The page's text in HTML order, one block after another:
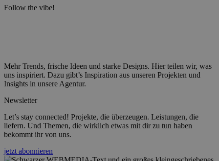
Follow the vibe!
Mehr Trends, frische Ideen und starke Designs. Hier teilen wir, was
uns inspiriert. Dazu gibt’s Inspiration aus unseren Projekten und
Insights in unsere Agentur.
Newsletter
Let’s stay connected! Projekte, die überzeugen. Leistungen, die
liefern. Und Themen, die wirklich etwas mit dir zu tun haben
bekommt ihr von uns.
jetzt abonnieren